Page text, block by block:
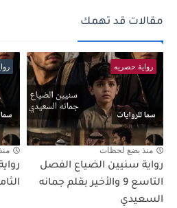
مقالات قد تهمك
رواية حصريه
منذ بضع لحظات
رواية سنيين الضياع الفصل
التاسع 9 والأخير بقلم جمانه
السعيدي
الثامن 8 بقلم